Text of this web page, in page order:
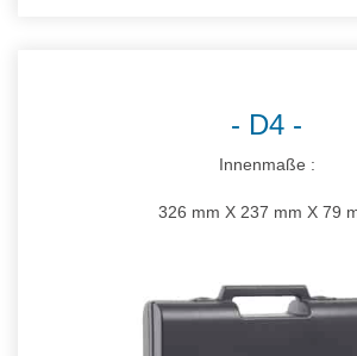
D4
Innenmaße :
326 mm X 237 mm X 79